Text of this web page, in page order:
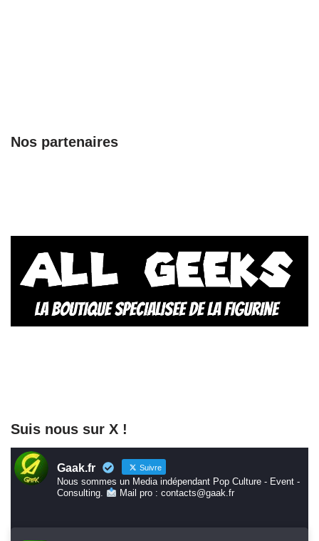
Nos partenaires
Suis nous sur X !
Gaak.fr Suivre
Nous sommes un Media indépendant Pop Culture - Event -
Consulting.
Mail pro : contacts@gaak.fr